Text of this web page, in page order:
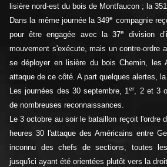
lisière nord-est du bois de Montfaucon ; la 351
Dans la même journée la 349e compagnie
pour être engagée avec la 37e
division
mouvement s'exécute, mais un contre-ordre
se déployer en lisière du bois Chemin, les
attaque de ce côté. A part quelques alertes,
Les journées des 30 septembre, 1er, 2 et 3
de nombreuses reconnaissances.
Le 3 octobre au soir le bataillon reçoit l'ordre
heures 30 l'attaque des Américains entre
inconnu des chefs de sections, toutes
jusqu'ici ayant été orientées plutôt vers la